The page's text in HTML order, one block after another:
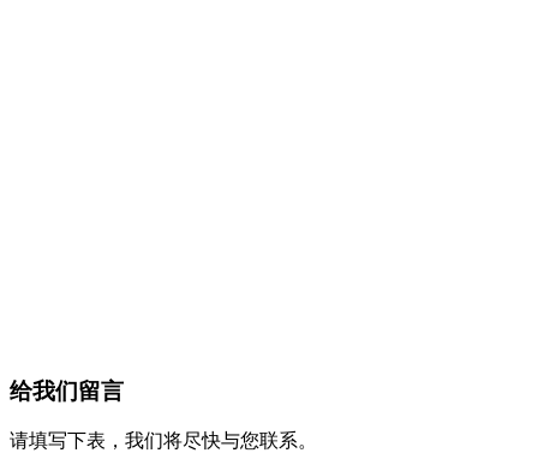
给我们留言
请填写下表，我们将尽快与您联系。